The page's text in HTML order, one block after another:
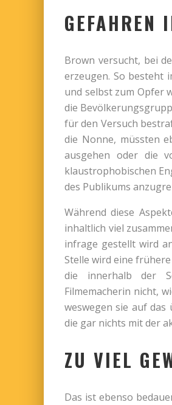
GEFAHREN
Brown versucht, bei
erzeugen. So besteht
und selbst zum Opfer
die
für den Versuch
die Nonne, müssten
ausgehen oder die
klaustrophobischen
des Publikums
Während diese
inhaltlich viel
infrage gestellt wird
Stelle wird eine
die innerhalb der
Filmemacherin nicht,
weswegen sie auf
die gar nichts mit der
ZU VIEL
Das ist ebenso